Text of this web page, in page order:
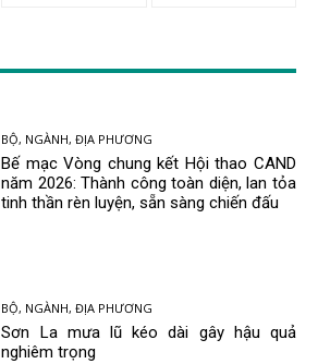
BỘ, NGÀNH, ĐỊA PHƯƠNG
Bế mạc Vòng chung kết Hội thao CAND
năm 2026: Thành công toàn diện, lan tỏa
tinh thần rèn luyện, sẵn sàng chiến đấu
BỘ, NGÀNH, ĐỊA PHƯƠNG
Sơn La mưa lũ kéo dài gây hậu quả
nghiêm trọng